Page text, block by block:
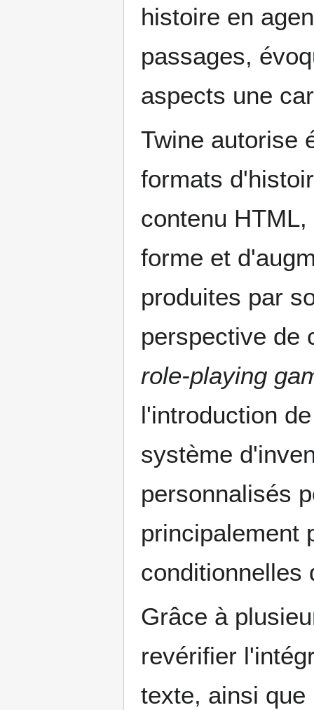
histoire en
passages,
aspects une
Twine autorise
formats
contenu
forme et
produites par
perspective de
role-playing
l'introduction
système
personnalisés
principalement
Grâce à
revérifier
texte, ainsi